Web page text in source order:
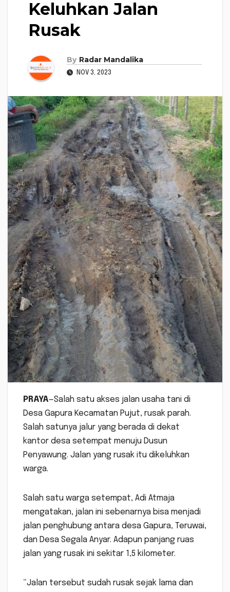
Keluhkan Jalan
Rusak
By Radar Mandalika
NOV 3, 2023
PRAYA—Salah satu akses jalan usaha tani di
Desa Gapura Kecamatan Pujut, rusak parah.
Salah satunya jalur yang berada di dekat
kantor desa setempat menuju Dusun
Penyawung. Jalan yang rusak itu dikeluhkan
warga.
Salah satu warga setempat, Adi Atmaja
mengatakan, jalan ini sebenarnya bisa menjadi
jalan penghubung antara desa Gapura, Teruwai,
dan Desa Segala Anyar. Adapun panjang ruas
jalan yang rusak ini sekitar 1,5 kilometer.
“Jalan tersebut sudah rusak sejak lama dan